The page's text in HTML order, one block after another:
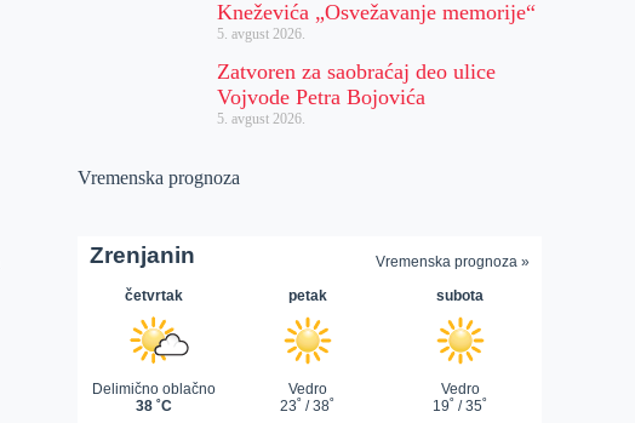
Kneževića „Osvežavanje memorije“
5. avgust 2026.
Zatvoren za saobraćaj deo ulice
Vojvode Petra Bojovića
5. avgust 2026.
Vremenska prognoza